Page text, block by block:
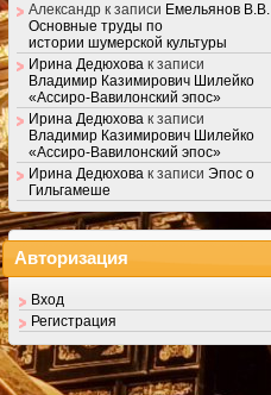
Александр к записи Емельянов В.В.
Основные труды по
истории шумерской культуры
Ирина Дедюхова к записи
Владимир Казимирович Шилейко
«Ассиро-Вавилонский эпос»
Ирина Дедюхова к записи
Владимир Казимирович Шилейко
«Ассиро-Вавилонский эпос»
Ирина Дедюхова к записи Эпос о
Гильгамеше
Авторизация
Вход
Регистрация